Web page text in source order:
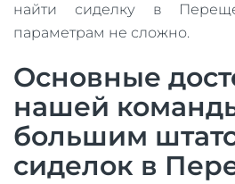
найти сиделку в
параметрам не сложно.
Основные
нашей
большим
сиделок в